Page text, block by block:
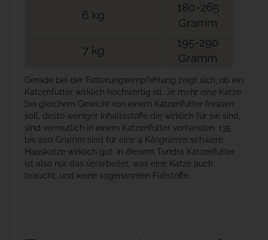
6 kg
180-265
Gramm
7 kg
195-290
Gramm
Gerade bei der Fütterungsempfehlung zeigt sich, ob ein
Katzenfutter wirklich hochwertig ist. Je mehr eine Katze
bei gleichem Gewicht von einem Katzenfutter fressen
soll, desto weniger Inhaltsstoffe die wirklich für sie sind,
sind vermutlich in einem Katzenfutter vorhanden. 135
bis 200 Gramm sind für eine 4 Kilogramm schwere
Hauskatze wirklich gut. In diesem Tundra Katzenfutter
ist also nur das verarbeitet, was eine Katze auch
braucht, und keine sogenannten Füllstoffe.